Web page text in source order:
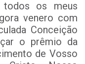
os meus
venero com
Conceição
o prêmio da
de Vosso